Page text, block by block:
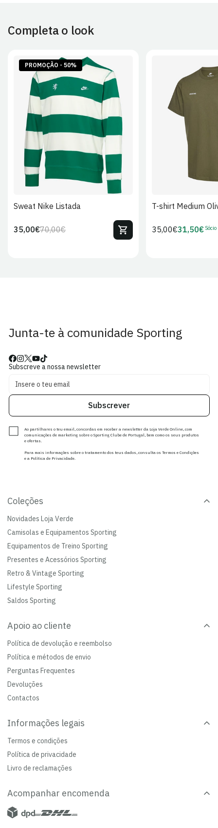
Artigos personalizados não podem ser devolvidos.
de EnvioeDevoluções
Completa o look
PROMOÇÃO - 50%
S XL 2XL
Sweat Nike Listada
Preço
70,00€Preço
35,00€
T-shirt Medium
Preço
35,00€Preço
31,50€ Sócio
Junta-te à comunidade Sporting
Subscreve a nossa newsletter
Subscrever
Ao partilhares o teu email, concordas em receber a newsletter da Loja Verde Online, com
comunicações de marketing sobre o Sporting Clube de Portugal, bem como os seus produtos
e ofertas.
Para mais informações sobre o tratamento dos teus dados, consulta os Termos e Condições
e a Política de Privacidade.
Coleções
Novidades Loja Verde
Camisolas e Equipamentos Sporting
Equipamentos de Treino Sporting
Presentes e Acessórios Sporting
Retro & Vintage Sporting
Lifestyle Sporting
Saldos Sporting
Apoio ao cliente
Política de devolução e reembolso
Política e métodos de envio
Perguntas Frequentes
Devoluções
Contactos
Informações legais
Termos e condições
Política de privacidade
Livro de reclamações
Acompanhar encomenda